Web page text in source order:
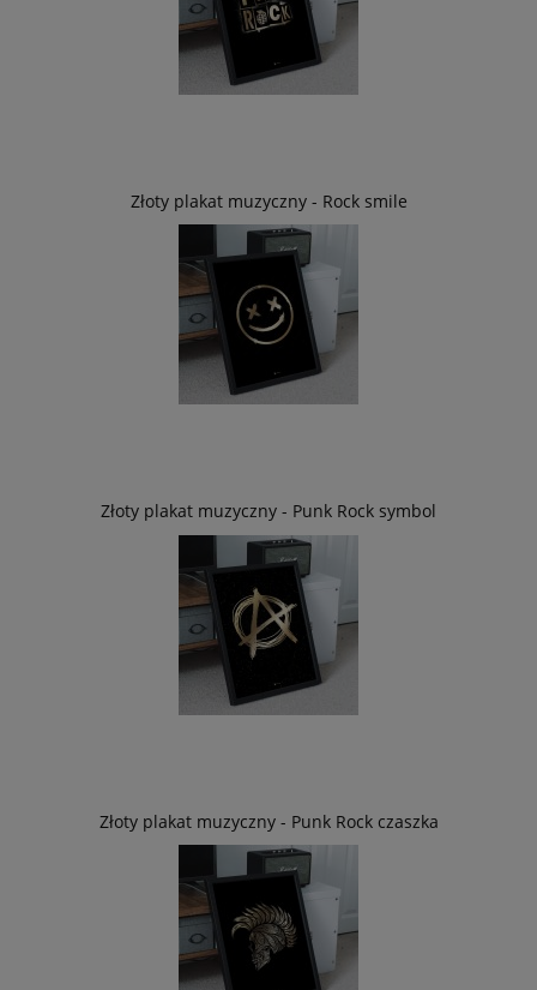
Złoty plakat muzyczny - Rock smile
Złoty plakat muzyczny - Punk Rock symbol
Złoty plakat muzyczny - Punk Rock czaszka